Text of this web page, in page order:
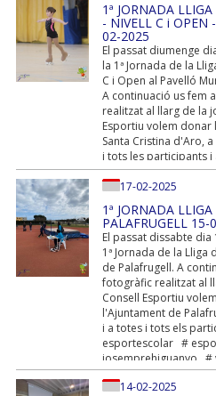
1ª JORNADA
- NIVELL C i OPEN
02-2025
El passat diumenge
la 1ª Jornada de la
C i Open al Pavelló
A continuació us fem
realitzat al llarg de la
Esportiu volem donar
Santa Cristina d'Aro,
i tots les participants
esportescolar #
josemprehiguanyo #
17-02-2025
1ª JORNADA
PALAFRUGELL 15-
El passat dissabte
1ª Jornada de la
de Palafrugell. A
fotogràfic realitzat al
Consell Esportiu
l'Ajuntament de
i a totes i tots els
esportescolar #
josemprehiguanyo
consellsesportius
14-02-2025